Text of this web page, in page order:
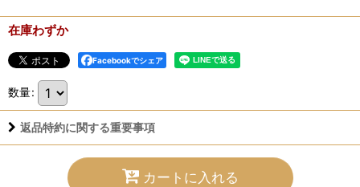
在庫わずか
Facebookでシェア
数量:
返品特約に関する重要事項
カートに入れる